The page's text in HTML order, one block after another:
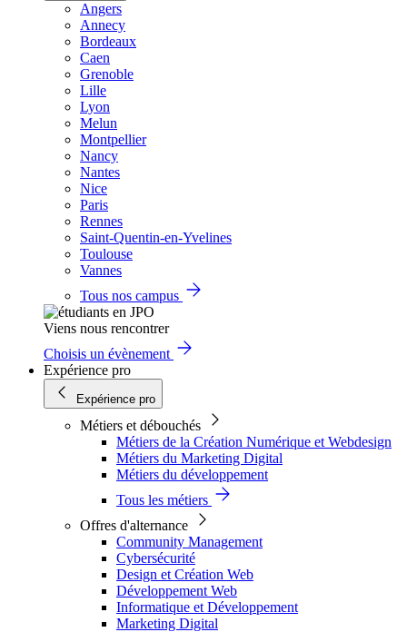
Angers
Annecy
Bordeaux
Caen
Grenoble
Lille
Lyon
Melun
Montpellier
Nancy
Nantes
Nice
Paris
Rennes
Saint-Quentin-en-Yvelines
Toulouse
Vannes
Tous nos campus
Viens nous rencontrer
Choisis un évènement
Expérience pro
Expérience pro
Métiers et débouchés
Métiers de la Création Numérique et Webdesign
Métiers du Marketing Digital
Métiers du développement
Tous les métiers
Offres d'alternance
Community Management
Cybersécurité
Design et Création Web
Développement Web
Informatique et Développement
Marketing Digital